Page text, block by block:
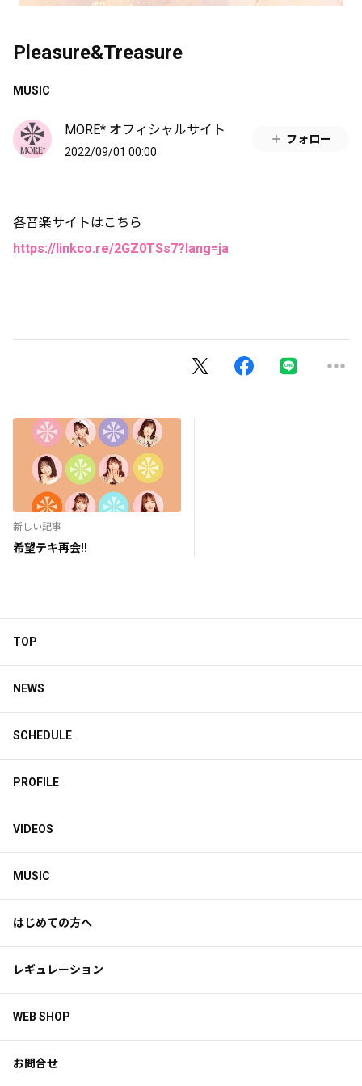
Pleasure&Treasure
MUSIC
MORE* オフィシャルサイト
2022/09/01 00:00
フォロー
各音楽サイトはこちら
https://linkco.re/2GZ0TSs7?lang=ja
新しい記事
希望テキ再会!!
TOP
NEWS
SCHEDULE
PROFILE
VIDEOS
MUSIC
はじめての方へ
レギュレーション
WEB SHOP
お問合せ